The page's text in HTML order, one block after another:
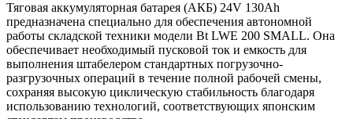
Тяговая аккумуляторная батарея (АКБ) 24V 130Ah
предназначена специально для обеспечения автономной
работы складской техники модели Bt LWE 200 SMALL. Она
обеспечивает необходимый пусковой ток и емкость для
выполнения штабелером стандартных погрузочно-
разгрузочных операций в течение полной рабочей смены,
сохраняя высокую циклическую стабильность благодаря
использованию технологий, соответствующих японским